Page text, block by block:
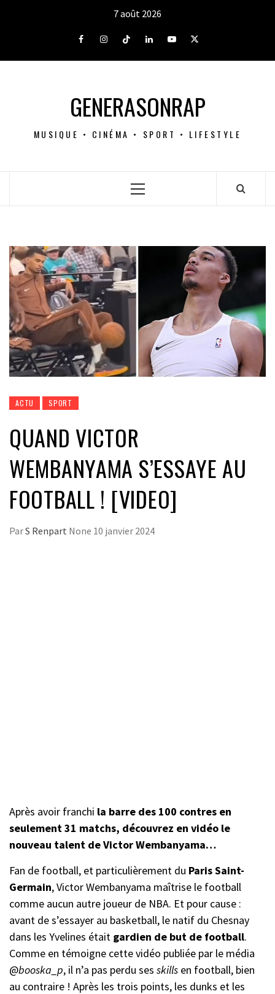
7 août 2026
FacebookInstagramTiktok LinkedInYoutube
X
GENERASONRAP
MUSIQUE • CINÉMA • SPORT • LIFESTYLE
Menu
ACTU SPORT
QUAND VICTOR
WEMBANYAMA S’ESSAYE AU
FOOTBALL ! [VIDEO]
ParS Renpart None 10 janvier 2024
Après avoir franchi la barre des 100 contres en
seulement 31 matchs, découvrez en vidéo le
nouveau talent de Victor Wembanyama…
Fan de football, et particulièrement du Paris Saint-
Germain, Victor Wembanyama maîtrise le football
comme aucun autre joueur de NBA. Et pour cause :
avant de s’essayer au basketball, le natif du Chesnay
dans les Yvelines était gardien de but de football.
Comme en témoigne cette vidéo publiée par le média
@booska_p, il n’a pas perdu ses skills en football, bien
au contraire ! Après les trois points, les dunks et les